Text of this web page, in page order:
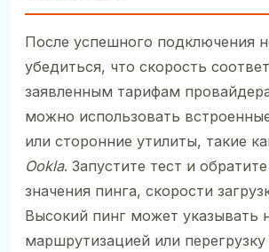
После успешного подключения
убедиться, что скорость
заявленным тарифам
можно использовать
или сторонние утилиты, такие
Ookla. Запустите тест и
значения пинга, скорости
Высокий пинг может указывать
маршрутизацией или перегрузку